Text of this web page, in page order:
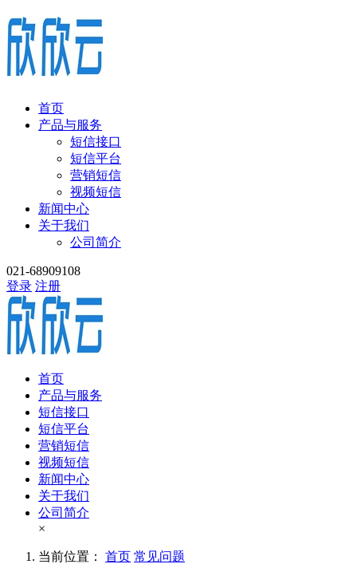
首页
产品与服务
短信接口
短信平台
营销短信
视频短信
新闻中心
关于我们
公司简介
021-68909108
登录 注册
首页
产品与服务
短信接口
短信平台
营销短信
视频短信
新闻中心
关于我们
公司简介
×
当前位置： 首页 常见问题